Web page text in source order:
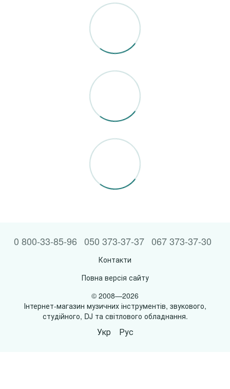
0 800-33-85-96 050 373-37-37 067 373-37-30
Контакти
Повна версія сайту
© 2008—2026
Інтернет-магазин музичних інструментів, звукового,
студійного, DJ та світлового обладнання.
Укр Рус